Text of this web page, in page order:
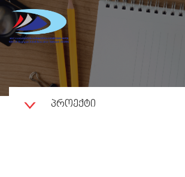
ᲞᲠᲝᲔᲥᲢᲘ